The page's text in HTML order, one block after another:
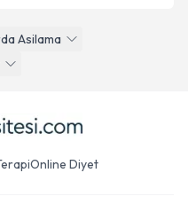
Asilama
Online Diyet